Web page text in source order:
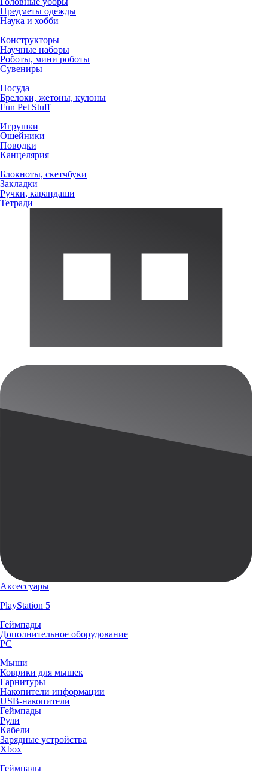
Предметы одежды
Наука и хобби
Конструкторы
Научные наборы
Роботы, мини роботы
Сувениры
Посуда
Брелоки, жетоны, кулоны
Fun Pet Stuff
Игрушки
Ошейники
Поводки
Канцелярия
Блокноты, скетчбуки
Закладки
Ручки, карандаши
Тетради
Аксессуары
PlayStation 5
Геймпады
Дополнительное оборудование
PC
Мыши
Коврики для мышек
Гарнитуры
Накопители информации
USB-накопители
Геймпады
Рули
Кабели
Зарядные устройства
Xbox
Геймпады